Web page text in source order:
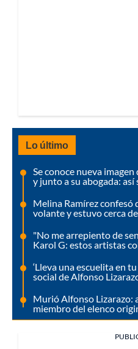
Lo último
Se conoce nueva
y junto a su abogada: así
Melina Ramírez confesó
volante y estuvo cerca
"No me arrepiento de
Karol G: estos artistas
‘Lleva una escuelita en
social de Alfonso
Murió Alfonso Lizarazo:
miembro del elenco